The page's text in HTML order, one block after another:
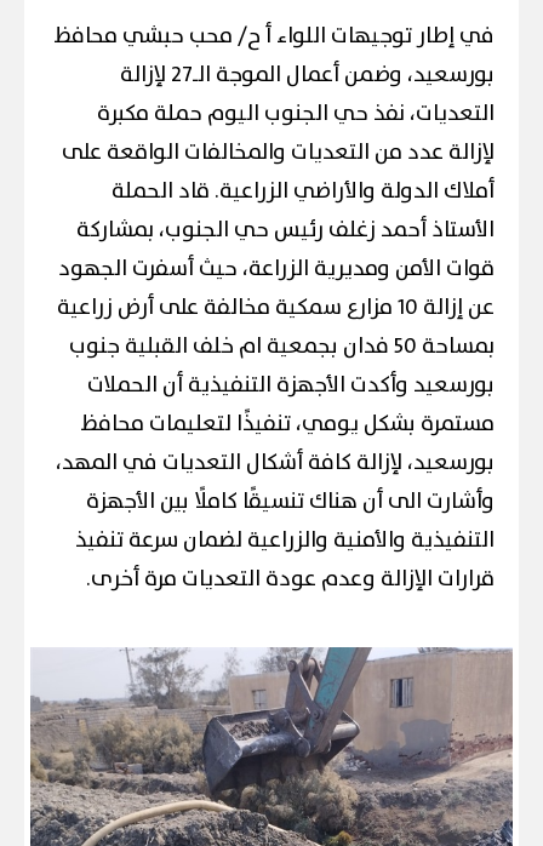
في إطار توجيهات اللواء أ ح/ محب حبشي محافظ
بورسعيد، وضمن أعمال الموجة الـ27 لإزالة
التعديات، نفذ حي الجنوب اليوم حملة مكبرة
لإزالة عدد من التعديات والمخالفات الواقعة على
أملاك الدولة والأراضي الزراعية. قاد الحملة
الأستاذ أحمد زغلف رئيس حي الجنوب، بمشاركة
قوات الأمن ومديرية الزراعة، حيث أسفرت الجهود
عن إزالة 10 مزارع سمكية مخالفة على أرض زراعية
بمساحة 50 فدان بجمعية ام خلف القبلية جنوب
بورسعيد وأكدت الأجهزة التنفيذية أن الحملات
مستمرة بشكل يومي، تنفيذًا لتعليمات محافظ
بورسعيد، لإزالة كافة أشكال التعديات في المهد،
وأشارت الى أن هناك تنسيقًا كاملًا بين الأجهزة
التنفيذية والأمنية والزراعية لضمان سرعة تنفيذ
قرارات الإزالة وعدم عودة التعديات مرة أخرى.